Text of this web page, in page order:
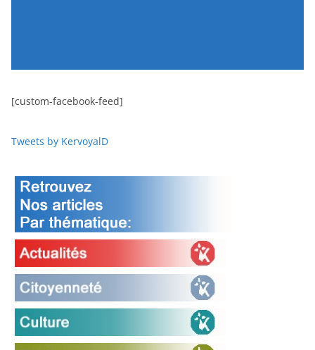
[custom-facebook-feed]
Tweets by KervoyalD